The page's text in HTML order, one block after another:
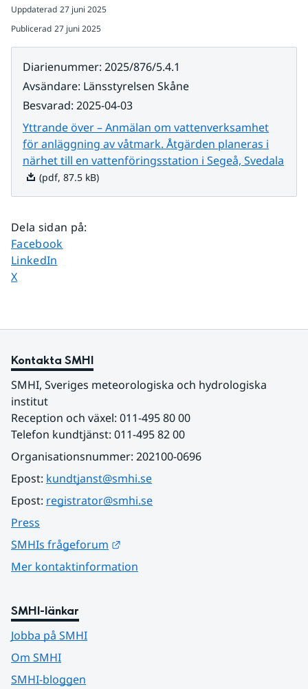
Uppdaterad 27 juni 2025
Publicerad 27 juni 2025
Diarienummer: 2025/876/5.4.1
Avsändare: Länsstyrelsen Skåne
Besvarad: 2025-04-03
Yttrande över – Anmälan om vattenverksamhet
för anläggning av våtmark. Åtgärden planeras i
närhet till en vattenföringsstation i Segeå, Svedala
(pdf, 87.5 kB)
Dela sidan på:
Dela sidan på
Facebook
Dela sidan på
LinkedIn
Dela sidan på
X
Kontakta SMHI
SMHI, Sveriges meteorologiska och hydrologiska
institut
Reception och växel: 011-495 80 00
Telefon kundtjänst: 011-495 82 00
Organisationsnummer: 202100-0696
Epost: kundtjanst@smhi.se
Epost: registrator@smhi.se
Press
SMHIs frågeforum
Mer kontaktinformation
SMHI-länkar
Jobba på SMHI
Om SMHI
SMHI-bloggen